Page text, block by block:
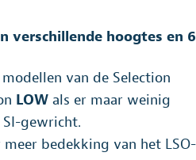
verschillende hoogtes en 6
van de Selection
LOW als er maar weinig
gewricht.
bedekking van het LSO-